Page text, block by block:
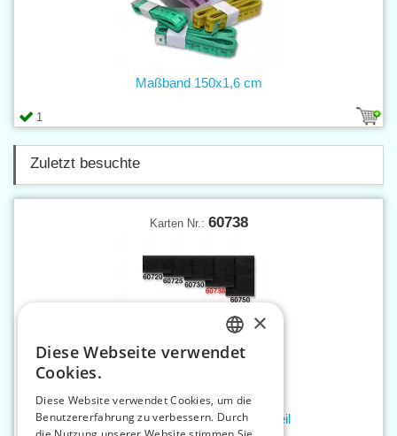
1
Maßband 150x1,6 cm
Zuletzt besuchte
Karten Nr.: 60738
Bandverschluß 38mm hakenteil
CZECH
ENGLISH
×
Diese Webseite verwendet
Cookies.
Diese Website verwendet Cookies, um die
Benutzererfahrung zu verbessern. Durch